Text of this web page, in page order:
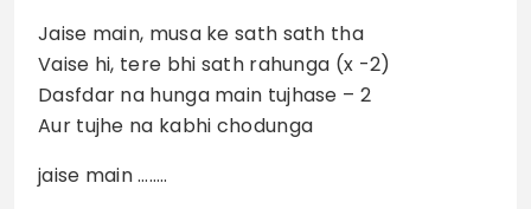
Jaise main, musa ke sath sath tha
Vaise hi, tere bhi sath rahunga (x -2)
Dasfdar na hunga main tujhase – 2
Aur tujhe na kabhi chodunga
jaise main ……..